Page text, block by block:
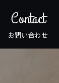
Contact
お問い合わせ